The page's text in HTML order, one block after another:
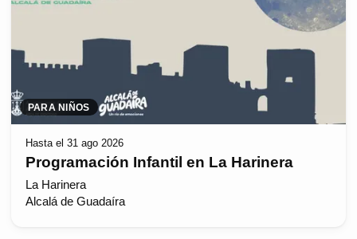
PARA NIÑOS
Hasta el 31 ago 2026
Programación Infantil en La Harinera
La Harinera
Alcalá de Guadaíra